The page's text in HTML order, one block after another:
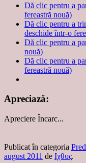
Dă clic pentru a
fereastră nouă)
Dă clic pentru a
deschide într-o
Dă clic pentru a
nouă)
Dă clic pentru a
fereastră nouă)
Apreciază:
Apreciere Încarc...
Publicat în categoria
august 2011 de Ιχθυς.